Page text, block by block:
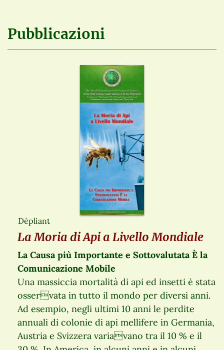
Pubblicazioni
Dépliant
La Moria di Api a Livello Mondiale
La Causa più Importante e Sottovalutata È la
Comunicazione Mobile
Una massiccia mortalità di api ed insetti è stata
osservata in tutto il mondo per diversi anni.
Ad esempio, negli ultimi 10 anni le perdite
annuali di colonie di api mellifere in Germania,
Austria e Svizzera variavano tra il 10 % e il